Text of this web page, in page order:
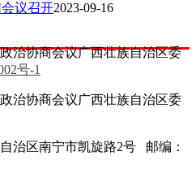
议召开2023-09-16
治协商会议广西壮族自治区委
号-1
治协商会议广西壮族自治区委
治区南宁市凯旋路2号 邮编：